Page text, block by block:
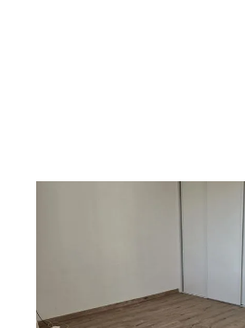
Appartement F3 à vendre
115 000 €